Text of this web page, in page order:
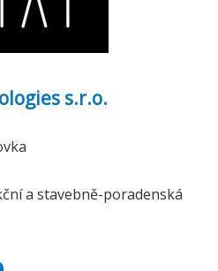
s.r.o.
a stavebně-poradenská